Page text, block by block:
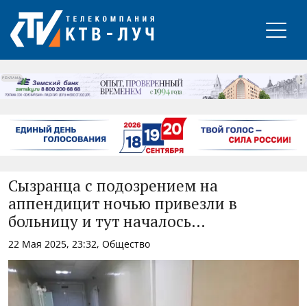
РЕКЛАМА
Сызранца с подозрением на
аппендицит ночью привезли в
больницу и тут началось…
22 Мая 2025, 23:32, Общество